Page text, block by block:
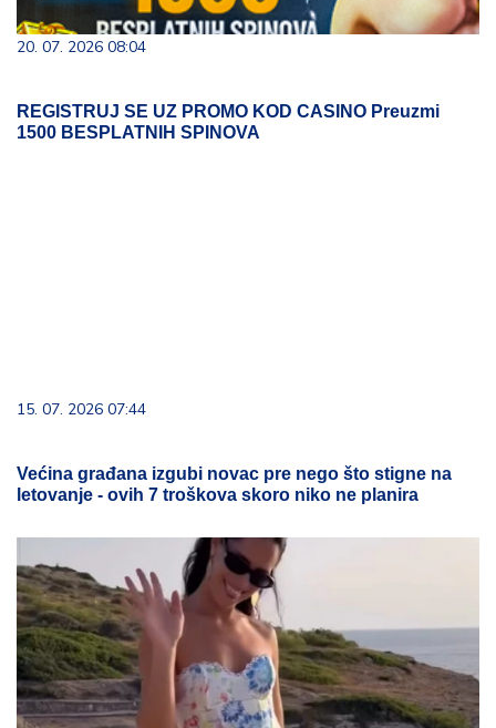
20. 07. 2026 08:04
REGISTRUJ SE UZ PROMO KOD CASINO Preuzmi
1500 BESPLATNIH SPINOVA
15. 07. 2026 07:44
Većina građana izgubi novac pre nego što stigne na
letovanje - ovih 7 troškova skoro niko ne planira